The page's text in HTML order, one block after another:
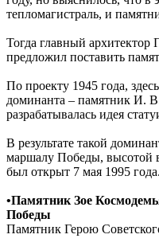
тепломагистраль, и
Тогда главный
предложил поставить
По проекту 1945 года,
доминанта – памятник И.
разрабатывалась идея
В результате такой
маршалу Победы, высотой
был открыт 7 мая 1995 года.
•Памятник Зое
Победы
Памятник Герою